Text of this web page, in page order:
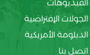
الفيديوهات
الجولات الإفتراضية
الدبلومة الأمريكية
اتصل بنا